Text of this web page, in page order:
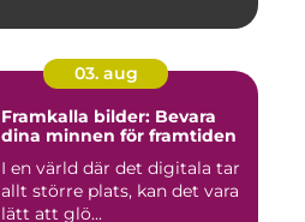
03. aug
Framkalla bilder: Bevara
dina minnen för framtiden
I en värld där det digitala tar
allt större plats, kan det vara
lätt att glö...